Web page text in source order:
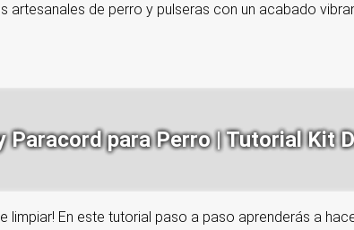
artesanales de perro y pulseras con un acabado
Paracord para Perro | Tutorial Kit
limpiar! En este tutorial paso a paso aprenderás a